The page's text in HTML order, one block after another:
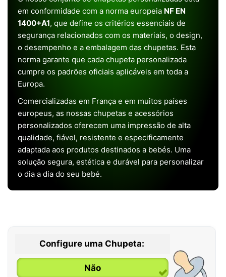
em conformidade com a norma europeia NF EN
1400+A1, que define os critérios essenciais de
segurança relacionados com os materiais, o design,
o desempenho e a embalagem das chupetas. Esta
norma garante que cada chupeta personalizada
cumpre os padrões oficiais aplicáveis em toda a
Europa.
Comercializadas em França e em muitos países
europeus, as nossas chupetas e acessórios
personalizados oferecem uma impressão de alta
qualidade, fiável, resistente e especificamente
adaptada aos produtos destinados a bebés. Uma
solução segura, estética e durável para personalizar
o dia a dia do seu bebé.
Configure uma Chupeta:
Não